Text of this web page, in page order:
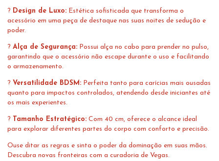
? Design de Luxo: Estética sofisticada que transforma o
acessório em uma peça de destaque nas suas noites de sedução e
poder.
? Alça de Segurança: Possui alça no cabo para prender no pulso,
garantindo que o acessório não escape durante o uso e facilitando
o armazenamento.
? Versatilidade BDSM: Perfeita tanto para carícias mais ousadas
quanto para impactos controlados, atendendo desde iniciantes até
os mais experientes.
? Tamanho Estratégico: Com 40 cm, oferece o alcance ideal
para explorar diferentes partes do corpo com conforto e precisão.
Ouse ditar as regras e sinta o poder da dominação em suas mãos.
Descubra novas fronteiras com a curadoria de Vegas.